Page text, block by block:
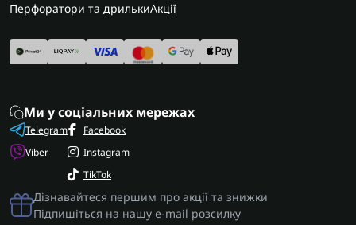
Перфоратори та дрилькиАкції
Ми у соціальних мережах
Telegram
Viber
Facebook
Instagram
TikTok
Дізнавайтеся першим про акції та знижки
Підпишіться на нашу e-mail розсилку